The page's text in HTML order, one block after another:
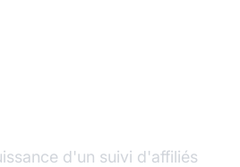
d'un suivi d'affiliés